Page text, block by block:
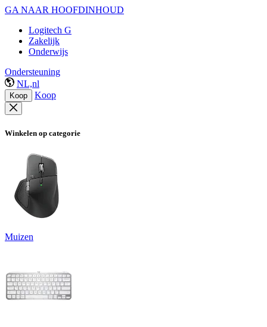
GA NAAR HOOFDINHOUD
Logitech G
Zakelijk
Onderwijs
Ondersteuning
NL,nl
Koop Koop
Winkelen op categorie
Muizen